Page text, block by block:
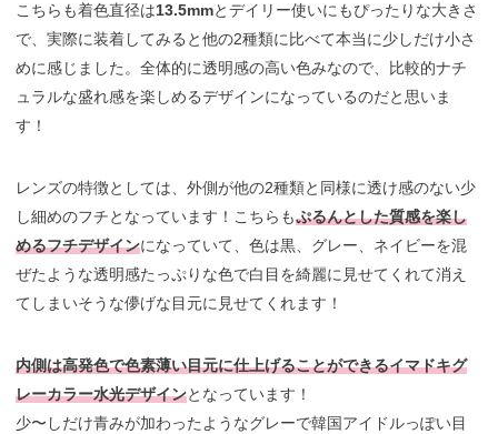
こちらも着色直径は13.5mmとデイリー使いにもぴったりな大きさ
で、実際に装着してみると他の2種類に比べて本当に少しだけ小さ
めに感じました。全体的に透明感の高い色みなので、比較的ナチ
ュラルな盛れ感を楽しめるデザインになっているのだと思いま
す！
レンズの特徴としては、外側が他の2種類と同様に透け感のない少
し細めのフチとなっています！こちらもぷるんとした質感を楽し
めるフチデザインになっていて、色は黒、グレー、ネイビーを混
ぜたような透明感たっぷりな色で白目を綺麗に見せてくれて消え
てしまいそうな儚げな目元に見せてくれます！
内側は高発色で色素薄い目元に仕上げることができるイマドキグ
レーカラー水光デザインとなっています！
少〜しだけ青みが加わったようなグレーで韓国アイドルっぽい目